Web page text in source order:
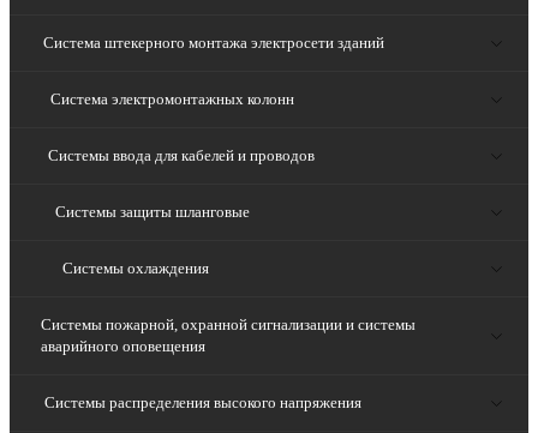
Система штекерного монтажа электросети зданий
Система электромонтажных колонн
Системы ввода для кабелей и проводов
Системы защиты шланговые
Системы охлаждения
Системы пожарной, охранной сигнализации и системы
аварийного оповещения
Системы распределения высокого напряжения